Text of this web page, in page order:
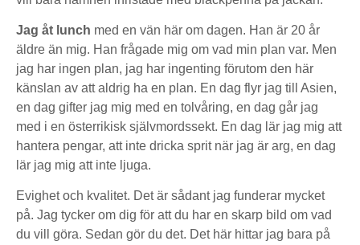
Jag åt lunch med en vän här om dagen. Han är 20 år
äldre än mig. Han frågade mig om vad min plan var. Men
jag har ingen plan, jag har ingenting förutom den här
känslan av att aldrig ha en plan. En dag flyr jag till Asien,
en dag gifter jag mig med en tolvåring, en dag går jag
med i en österrikisk självmordssekt. En dag lär jag mig att
hantera pengar, att inte dricka sprit när jag är arg, en dag
lär jag mig att inte ljuga.
Evighet och kvalitet. Det är sådant jag funderar mycket
på. Jag tycker om dig för att du har en skarp bild om vad
du vill göra. Sedan gör du det. Det här hittar jag bara på